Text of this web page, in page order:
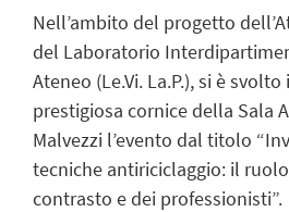
Nell’ambito del progetto
del Laboratorio
Ateneo (Le.Vi. La.P.), si è
prestigiosa cornice della Sala
Malvezzi l’evento dal titolo
tecniche antiriciclaggio: il
contrasto e dei professionisti”.